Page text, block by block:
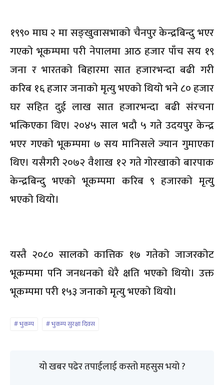
१९९० माघ २ मा सङ्खुवासभाको चैनपुर केन्द्रबिन्दु भएर
गएको भूकम्पमा परी नेपालमा आठ हजार पाँच सय १९
जना र भारतको बिहारमा सात हजारभन्दा बढी गरी
करिब १६ हजार जनाको मृत्यु भएको थियो भने ८० हजार
घर सहित दुई लाख सात हजारभन्दा बढी संरचना
भत्किएका थिए। २०४५ साल भदौ ५ गते उदयपुर केन्द्र
भएर गएको भूकम्पमा ७ सय मानिसले ज्यान गुमाएका
थिए। यसैगरी २०७२ वैशाख १२ गते गोरखाको बारपाक
केन्द्रबिन्दु भएको भूकम्पमा करिब ९ हजारको मृत्यु
भएको थियो।
यस्तै २०८० सालको कात्तिक १७ गतेको जाजरकोट
भूकम्पमा पनि जनधनको धेरै क्षति भएको थियो। उक्त
भूकम्पमा परी १५३ जनाको मृत्यु भएको थियो।
भुकम्प भुकम्प सुरक्षा दिवस
यो खबर पढेर तपाईलाई कस्तो महसुस भयो ?